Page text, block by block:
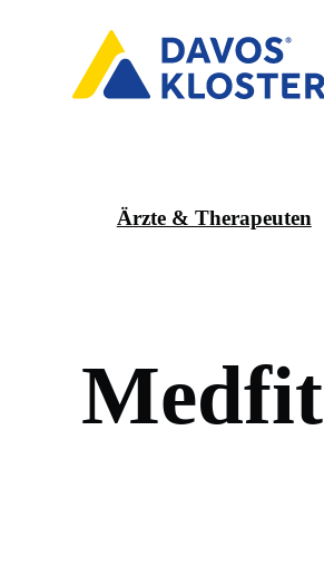
Ärzte & Therapeuten
Medfit